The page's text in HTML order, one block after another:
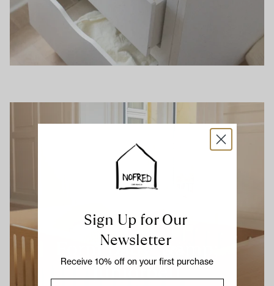
Form Baby- &amp;
Juniorbett
Sign Up for Our
Newsletter
Receive 10% off on your first purchase